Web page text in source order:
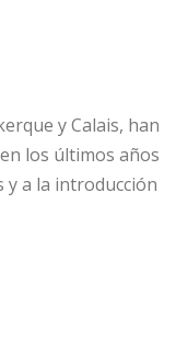
y Calais, han
los últimos años
y a la introducción